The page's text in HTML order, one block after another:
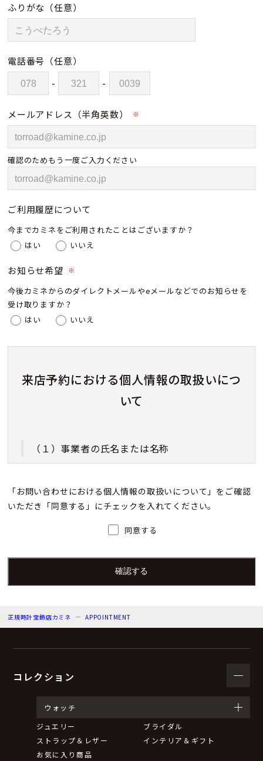
ふりがな （任意）
電話番号 （任意）
- -
メールアドレス（半角英数） ※
確認のためもう一度ご入力ください
ご利用履歴について
今までカミネをご利用されたことはございますか？
はい
いいえ
お知らせ希望 ※
今後カミネからのダイレクトメールやeメールなどでのお知らせを
受け取りますか？
はい
いいえ
来店予約における個人情報の取扱いにつ
いて
（１）事業者の氏名または名称
（２）個人情報保護管理者（若しくはその代理
人）の氏名又は職名、所属及び連絡先
個人情報保護管理者：上根 彩
電子メール：info@kamine.co.jp
（３）個人情報の利用目的
弊社からのお知らせ等の情報をお送りするため。
（４）個人情報の第三者提供について
取得した個人情報は法令等による場合を除いて第三者に
提供することはありません。
「お問い合わせにおける個人情報の取扱いについて」をご確認
いただき「同意する」にチェックを入れてください。
同意する
正規時計宝飾店カミネ APPOINTMENT
コレクション
ウォッチ
ジュエリー
ブライダル
ストラップ＆レザー
インテリア＆ギフト
お気に入り商品